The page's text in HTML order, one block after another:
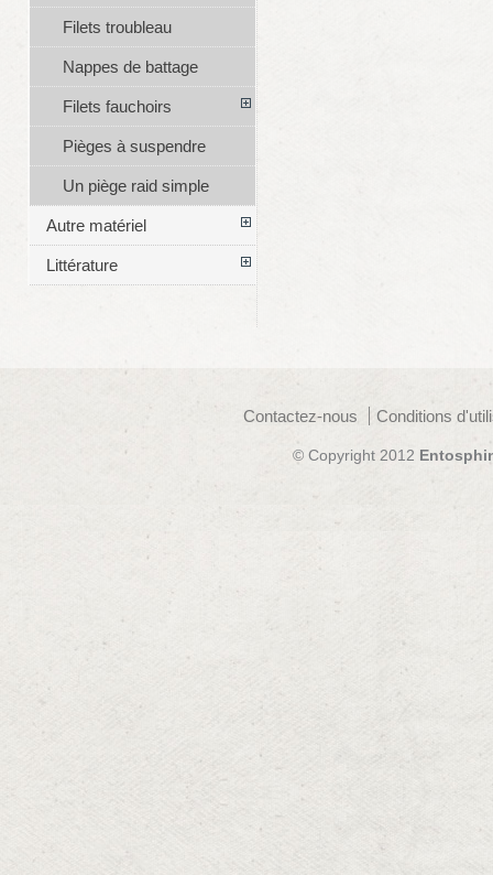
Filets troubleau
Nappes de battage
Filets fauchoirs
Pièges à suspendre
Un piège raid simple
Autre matériel
Littérature
Contactez-nous Conditions
© Copyright 2012